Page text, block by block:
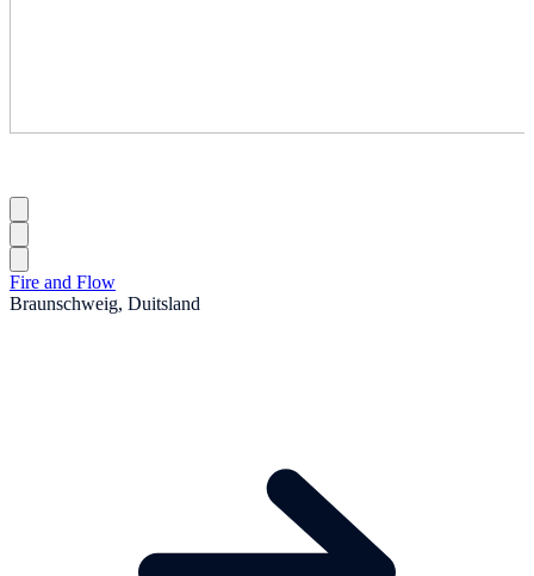
Fire and Flow
Braunschweig, Duitsland